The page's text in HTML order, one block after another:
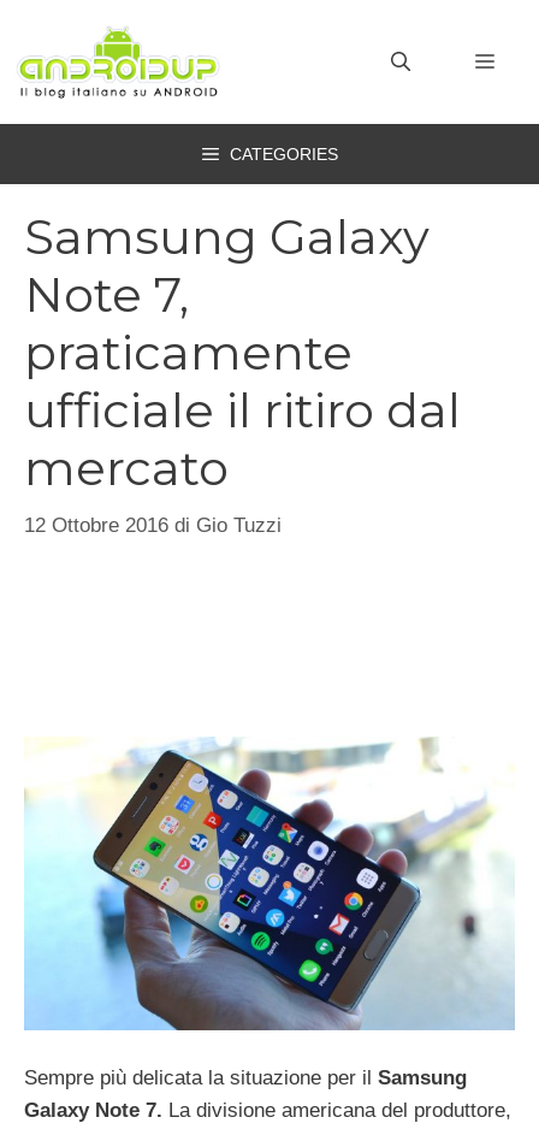
contenuto
CATEGORIES
Samsung Galaxy
Note 7,
praticamente
ufficiale il ritiro dal
mercato
12 Ottobre 2016 di Gio Tuzzi
Sempre più delicata la situazione per il Samsung
Galaxy Note 7. La divisione americana del produttore,